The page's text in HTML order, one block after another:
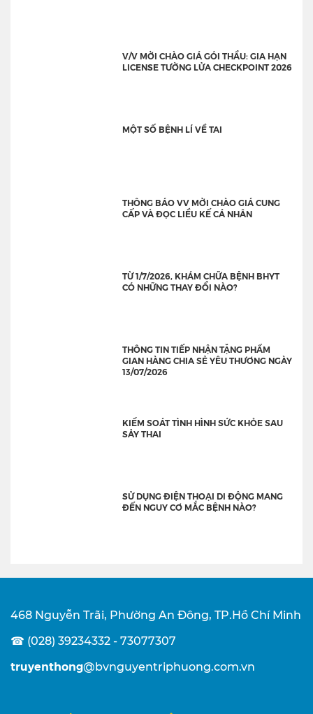
V/V MỜI CHÀO GIÁ GÓI THẦU: GIA HẠN
LICENSE TƯỜNG LỬA CHECKPOINT 2026
MỘT SỐ BỆNH LÍ VỀ TAI
THÔNG BÁO VV MỜI CHÀO GIÁ CUNG
CẤP VÀ ĐỌC LIỀU KẾ CÁ NHÂN
TỪ 1/7/2026, KHÁM CHỮA BỆNH BHYT
CÓ NHỮNG THAY ĐỔI NÀO?
THÔNG TIN TIẾP NHẬN TẶNG PHẨM
GIAN HÀNG CHIA SẺ YÊU THƯƠNG NGÀY
13/07/2026
KIỂM SOÁT TÌNH HÌNH SỨC KHỎE SAU
SẢY THAI
SỬ DỤNG ĐIỆN THOẠI DI ĐỘNG MANG
ĐẾN NGUY CƠ MẮC BỆNH NÀO?
468 Nguyễn Trãi, Phường An Đông, TP.Hồ Chí Minh
☎ (028) 39234332 - 73077307
truyenthong@bvnguyentriphuong.com.vn